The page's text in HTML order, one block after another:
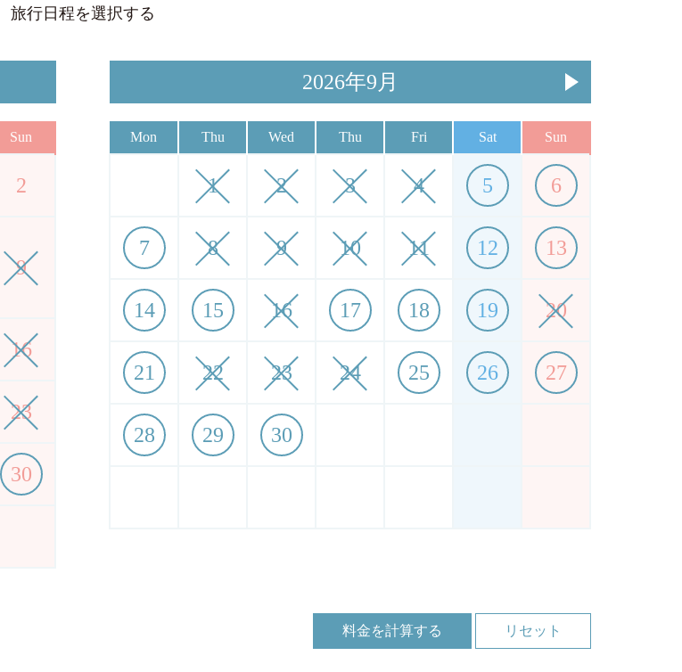
旅行日程を選択する
Sun
2
9
16
23
30
2026年9月
Mon Thu Wed Thu Fri Sat Sun
1 2 3 4 5 6
7 8 9 10 11 12 13
14 15 16 17 18 19 20
21 22 23 24 25 26 27
28 29 30
料金を計算する